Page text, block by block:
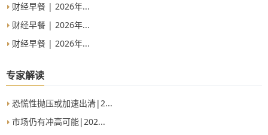
财经早餐 | 2026年...
财经早餐 | 2026年...
财经早餐 | 2026年...
专家解读
恐慌性抛压或加速出清|2...
市场仍有冲高可能|202...